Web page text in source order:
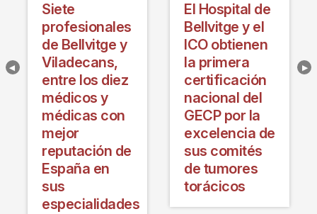
Siete
profesionales
de Bellvitge y
Viladecans,
entre los diez
médicos y
médicas con
mejor
reputación de
España en
sus
especialidades
El Hospital de
Bellvitge y el
ICO obtienen
la primera
certificación
nacional del
GECP por la
excelencia de
sus comités
de tumores
torácicos